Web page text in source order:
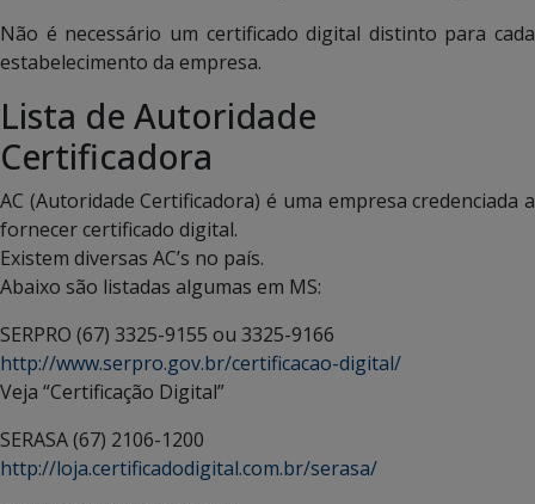
Não é necessário um certificado digital distinto para cada
estabelecimento da empresa.
Lista de Autoridade
Certificadora
AC (Autoridade Certificadora) é uma empresa credenciada a
fornecer certificado digital.
Existem diversas AC’s no país.
Abaixo são listadas algumas em MS:
SERPRO (67) 3325-9155 ou 3325-9166
http://www.serpro.gov.br/certificacao-digital/
Veja “Certificação Digital”
SERASA (67) 2106-1200
http://loja.certificadodigital.com.br/serasa/